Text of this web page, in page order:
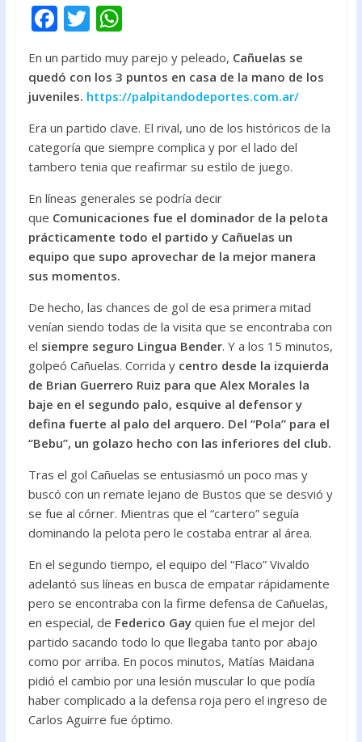
F
e
b
o
o
k
T
w
itt
er
W
at
s
A
p
p
En un partido muy parejo y peleado, Cañuelas se
quedó con los 3 puntos en casa de la mano de los
juveniles. https://palpitandodeportes.com.ar/
Era un partido clave. El rival, uno de los históricos de la
categoría que siempre complica y por el lado del
tambero tenia que reafirmar su estilo de juego.
En líneas generales se podría decir
que Comunicaciones fue el dominador de la pelota
prácticamente todo el partido y Cañuelas un
equipo que supo aprovechar de la mejor manera
sus momentos.
De hecho, las chances de gol de esa primera mitad
venían siendo todas de la visita que se encontraba con
el siempre seguro Lingua Bender. Y a los 15 minutos,
golpeó Cañuelas. Corrida y centro desde la izquierda
de Brian Guerrero Ruiz para que Alex Morales la
baje en el segundo palo, esquive al defensor y
defina fuerte al palo del arquero. Del “Pola” para el
“Bebu”, un golazo hecho con las inferiores del club.
Tras el gol Cañuelas se entusiasmó un poco mas y
buscó con un remate lejano de Bustos que se desvió y
se fue al córner. Mientras que el “cartero” seguía
dominando la pelota pero le costaba entrar al área.
En el segundo tiempo, el equipo del “Flaco” Vivaldo
adelantó sus líneas en busca de empatar rápidamente
pero se encontraba con la firme defensa de Cañuelas,
en especial, de Federico Gayquien fue el mejor del
partido sacando todo lo que llegaba tanto por abajo
como por arriba. En pocos minutos, Matías Maidana
pidió el cambio por una lesión muscular lo que podía
haber complicado a la defensa roja pero el ingreso de
Carlos Aguirre fue óptimo.